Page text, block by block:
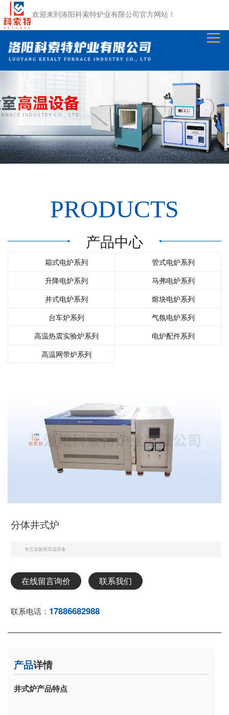
欢迎来到 洛阳科索特炉业有限公司 官方网站！
们
中
司
态
资
荣
程
在
PRODUCTS
产品中心
箱式电炉系列
管式电炉系列
升降电炉系列
马弗电炉系列
井式电炉系列
熔块电炉系列
台车炉系列
气氛电炉系列
高温热震实验炉系列
电炉配件系列
高温网带炉系列
分体井式炉
专注实验室高温设备
在线留言询价 联系我们
联系电话： 17886682988
产品详情
井式炉产品特点